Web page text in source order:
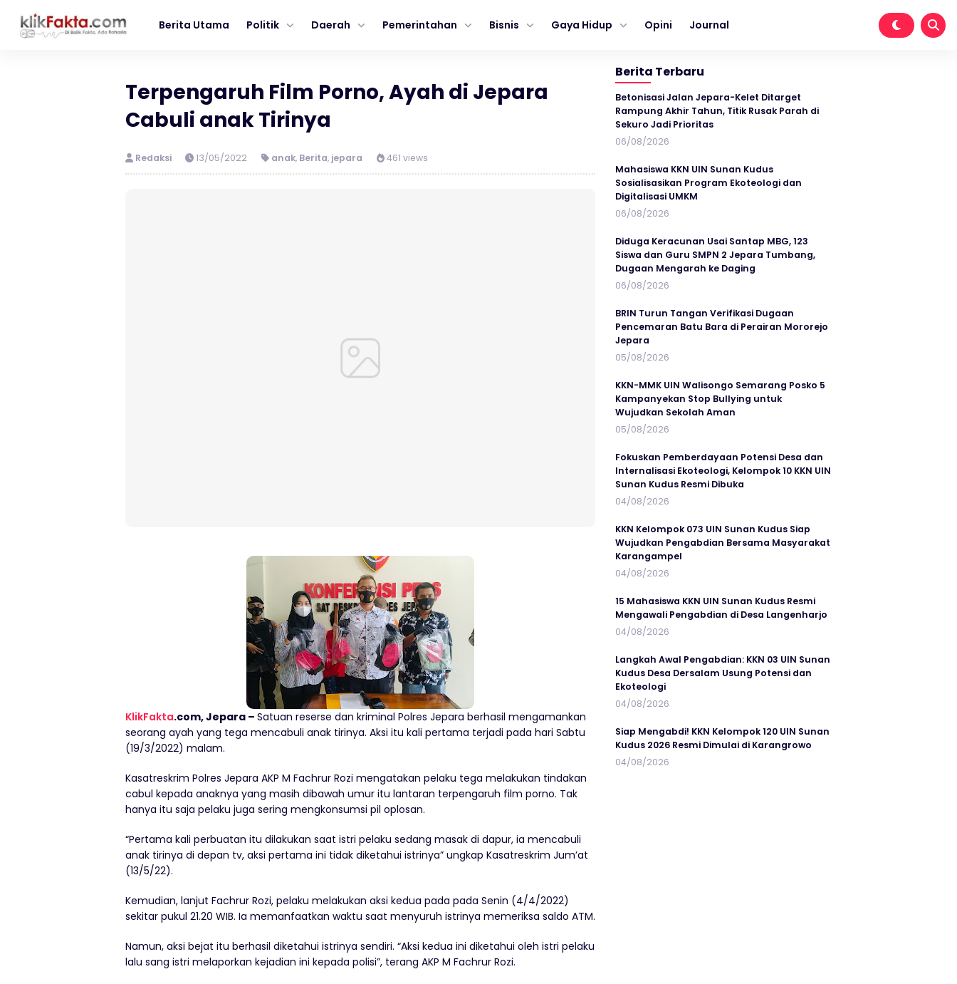
Berita Utama Politik Daerah Pemerintahan Bisnis Gaya Hidup Opini Journal
Terpengaruh Film Porno, Ayah di Jepara
Cabuli anak Tirinya
Redaksi 13/05/2022 anak, Berita, jepara 461 views
KlikFakta.com, Jepara – Satuan reserse dan kriminal Polres Jepara berhasil mengamankan
seorang ayah yang tega mencabuli anak tirinya. Aksi itu kali pertama terjadi pada hari Sabtu
(19/3/2022) malam.
Kasatreskrim Polres Jepara AKP M Fachrur Rozi mengatakan pelaku tega melakukan tindakan
cabul kepada anaknya yang masih dibawah umur itu lantaran terpengaruh film porno. Tak
hanya itu saja pelaku juga sering mengkonsumsi pil oplosan.
“Pertama kali perbuatan itu dilakukan saat istri pelaku sedang masak di dapur, ia mencabuli
anak tirinya di depan tv, aksi pertama ini tidak diketahui istrinya” ungkap Kasatreskrim Jum’at
(13/5/22).
Kemudian, lanjut Fachrur Rozi, pelaku melakukan aksi kedua pada pada Senin (4/4/2022)
sekitar pukul 21.20 WIB. Ia memanfaatkan waktu saat menyuruh istrinya memeriksa saldo ATM.
Namun, aksi bejat itu berhasil diketahui istrinya sendiri. “Aksi kedua ini diketahui oleh istri pelaku
lalu sang istri melaporkan kejadian ini kepada polisi”, terang AKP M Fachrur Rozi.
Berita Terbaru
Betonisasi Jalan Jepara-Kelet Ditarget
Rampung Akhir Tahun, Titik Rusak Parah di
Sekuro Jadi Prioritas
06/08/2026
Mahasiswa KKN UIN Sunan Kudus
Sosialisasikan Program Ekoteologi dan
Digitalisasi UMKM
06/08/2026
Diduga Keracunan Usai Santap MBG, 123
Siswa dan Guru SMPN 2 Jepara Tumbang,
Dugaan Mengarah ke Daging
06/08/2026
BRIN Turun Tangan Verifikasi Dugaan
Pencemaran Batu Bara di Perairan Mororejo
Jepara
05/08/2026
KKN-MMK UIN Walisongo Semarang Posko 5
Kampanyekan Stop Bullying untuk
Wujudkan Sekolah Aman
05/08/2026
Fokuskan Pemberdayaan Potensi Desa dan
Internalisasi Ekoteologi, Kelompok 10 KKN UIN
Sunan Kudus Resmi Dibuka
04/08/2026
KKN Kelompok 073 UIN Sunan Kudus Siap
Wujudkan Pengabdian Bersama Masyarakat
Karangampel
04/08/2026
15 Mahasiswa KKN UIN Sunan Kudus Resmi
Mengawali Pengabdian di Desa Langenharjo
04/08/2026
Langkah Awal Pengabdian: KKN 03 UIN Sunan
Kudus Desa Dersalam Usung Potensi dan
Ekoteologi
04/08/2026
Siap Mengabdi! KKN Kelompok 120 UIN Sunan
Kudus 2026 Resmi Dimulai di Karangrowo
04/08/2026